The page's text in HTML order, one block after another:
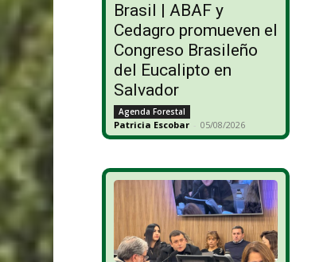
Brasil | ABAF y
Cedagro promueven el
Congreso Brasileño
del Eucalipto en
Salvador
Agenda Forestal
Patricia Escobar - 05/08/2026